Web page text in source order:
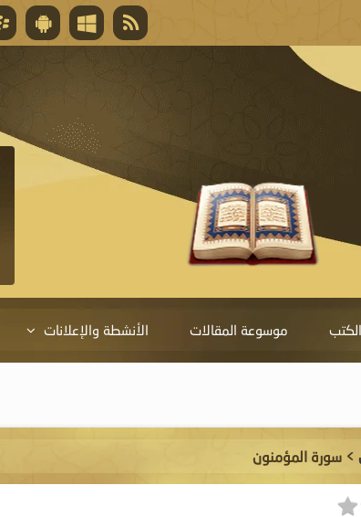
قال تعالى
المغفرة لأنها أغلى جائزة، وهي مفتاح باب العطايا التي
موسوعة المقالات الأنشطة والإعلانات
> سورة المؤمنون